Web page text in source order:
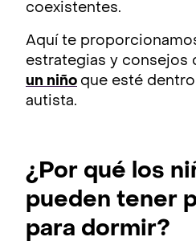
coexistentes.
Aquí te
estrategias y consejos
un niño que esté
autista.
¿Por qué los
pueden tener
para dormir?